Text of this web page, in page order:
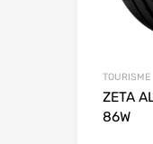
TOURISME
ZETA
86W